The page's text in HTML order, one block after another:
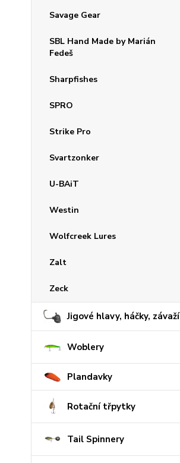
Savage Gear
SBL Hand Made by Marián
Fedeš
Sharpfishes
SPRO
Strike Pro
Svartzonker
U-BAiT
Westin
Wolfcreek Lures
Zalt
Zeck
Jigové hlavy, háčky, závaží
Woblery
Plandavky
Rotační třpytky
Tail Spinnery